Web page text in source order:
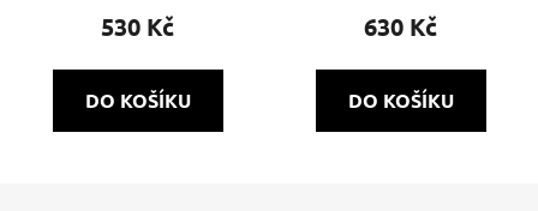
530 Kč
DO KOŠÍKU
630 Kč
DO KOŠÍKU